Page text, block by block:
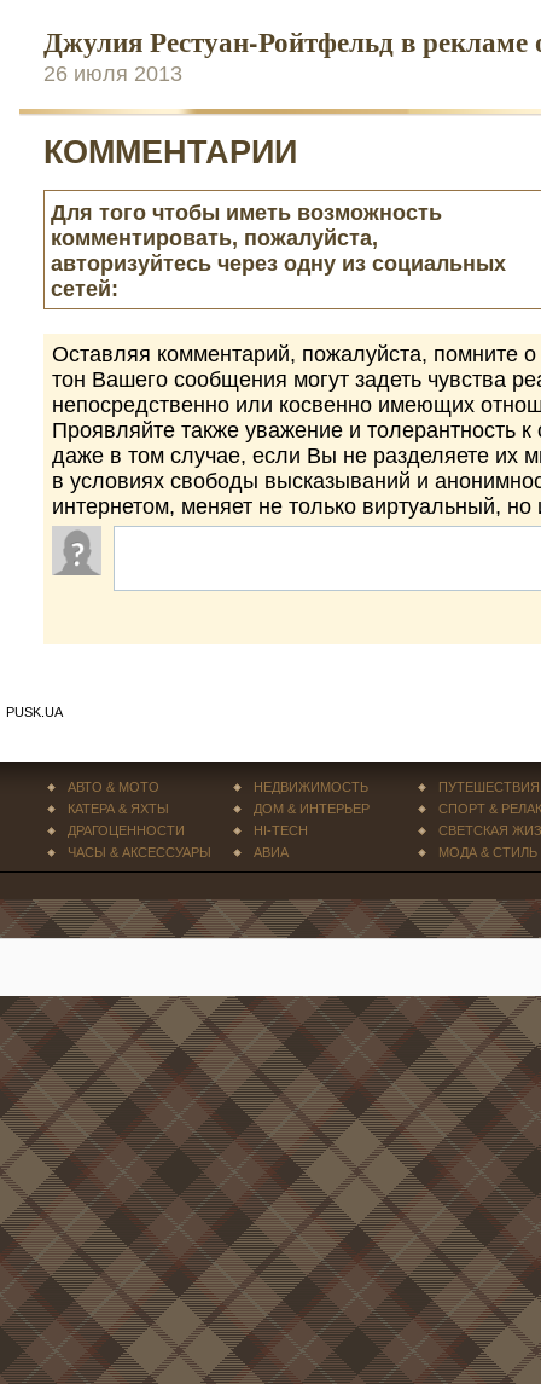
Джулия Рестуан-Ройтфельд в рекламе
26 июля 2013
КОММЕНТАРИИ
Для того чтобы иметь возможность
комментировать, пожалуйста,
авторизуйтесь через одну из социальных
сетей:
Оставляя комментарий, пожалуйста, помните
тон Вашего сообщения могут задеть чувства
непосредственно или косвенно имеющих
Проявляйте также уважение и толерантность
даже в том случае, если Вы не разделяете их
в условиях свободы высказываний и
интернетом, меняет не только виртуальный,
PUSK.UA
АВТО & МОТО
КАТЕРА & ЯХТЫ
ДРАГОЦЕННОСТИ
ЧАСЫ & АКСЕССУАРЫ
НЕДВИЖИМОСТЬ
ДОМ & ИНТЕРЬЕР
HI-TECH
АВИА
ПУТЕШЕСТВИЯ
СПОРТ &
СВЕТСКАЯ
МОДА & СТИЛЬ